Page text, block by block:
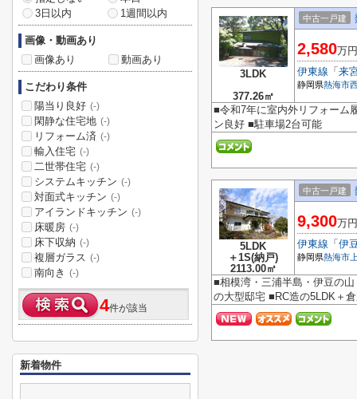
3LDK
377.26㎡
中古一戸建
2,580万円
伊東線 「 来
静岡県熱海市
■令和7年に室内外リフォーム
ン良好 ■駐車場2台可能
5LDK
＋1S(納戸)
2113.00㎡
中古一戸建
9,300万円
伊東線 「 伊
静岡県熱海市
■相模湾・三浦半島・伊豆の
の大型邸宅 ■RC造の5LDK＋
3日以内
1週間以内
画像・動画あり
画像あり
動画あり
こだわり条件
陽当り良好 (-)
閑静な住宅地 (-)
リフォーム済 (-)
輸入住宅 (-)
二世帯住宅 (-)
システムキッチン (-)
対面式キッチン (-)
アイランドキッチン (-)
床暖房 (-)
床下収納 (-)
複層ガラス (-)
南向き (-)
4件が該当
新着物件